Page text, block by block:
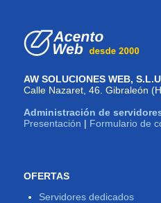
AW SOLUCIONES WEB,
Calle Nazaret, 46. Gibraleón
Administración de
Presentación | Formulario de
OFERTAS
Servidores dedicados